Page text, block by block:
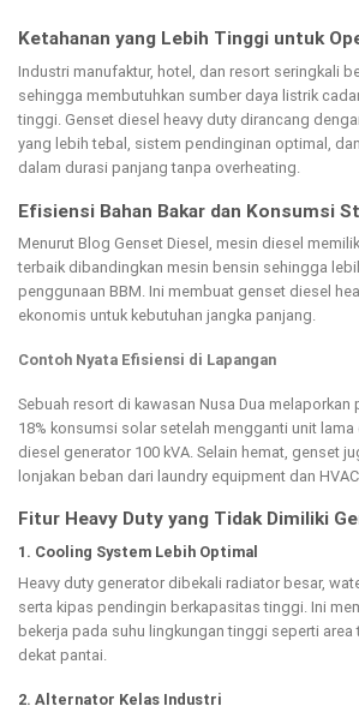
Ketahanan yang Lebih Tinggi untuk
Industri manufaktur, hotel, dan resort seringkali
sehingga membutuhkan sumber daya listrik
tinggi. Genset diesel heavy duty dirancang
yang lebih tebal, sistem pendinginan optimal,
dalam durasi panjang tanpa overheating.
Efisiensi Bahan Bakar dan Konsumsi
Menurut Blog Genset Diesel, mesin diesel
terbaik dibandingkan mesin bensin sehingga
penggunaan BBM. Ini membuat genset diesel
ekonomis untuk kebutuhan jangka panjang.
Contoh Nyata Efisiensi di Lapangan
Sebuah resort di kawasan Nusa Dua melaporkan
18% konsumsi solar setelah mengganti unit
diesel generator 100 kVA. Selain hemat, genset
lonjakan beban dari laundry equipment dan
Fitur Heavy Duty yang Tidak Dimiliki
1. Cooling System Lebih Optimal
Heavy duty generator dibekali radiator besar,
serta kipas pendingin berkapasitas tinggi. Ini
bekerja pada suhu lingkungan tinggi seperti
dekat pantai.
2. Alternator Kelas Industri